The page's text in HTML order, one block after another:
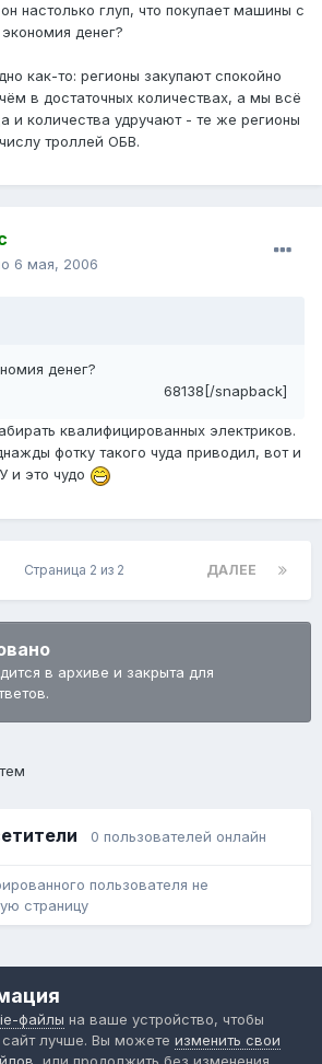
настолько глуп, что покупает машины с
денег?
как-то: регионы закупают спокойно
в достаточных количествах, а мы всё
и количества удручают - те же регионы
троллей ОБВ.
6 мая, 2006
денег?
68138[/snapback]
квалифицированных электриков.
фотку такого чуда приводил, вот и
и это чудо
ДАЛЕЕ
Страница 2 из 2
в архиве и закрыта для
0 пользователей онлайн
пользователя не
страницу
общественного транспорта
by Invision Community
файлы на ваше устройство, чтобы
сайт лучше. Вы можете изменить свои